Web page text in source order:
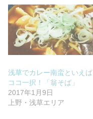
浅草でカレー南蛮といえば
ココ一択！「翁そば」
2017年1月9日
上野・浅草エリア